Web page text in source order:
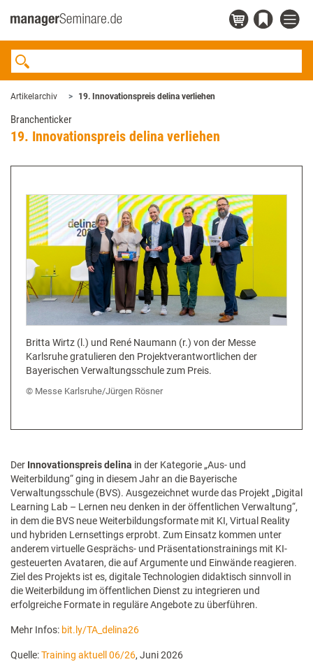
Artikelarchiv 19. Innovationspreis delina verliehen
Branchenticker
19. Innovationspreis delina verliehen
Britta Wirtz (l.) und René Naumann (r.) von der Messe
Karlsruhe gratulieren den Projektverantwortlichen der
Bayerischen Verwaltungsschule zum Preis.
Messe Karlsruhe/Jürgen Rösner
Der Innovationspreis delina in der Kategorie „Aus- und
Weiterbildung“ ging in diesem Jahr an die Bayerische
Verwaltungsschule (BVS). Ausgezeichnet wurde das Projekt „Digital
Learning Lab – Lernen neu denken in der öffentlichen Verwaltung“,
in dem die BVS neue Weiterbildungsformate mit KI, Virtual Reality
und hybriden Lernsettings erprobt. Zum Einsatz kommen unter
anderem virtuelle Gesprächs- und Präsentationstrainings mit KI-
gesteuerten Avataren, die auf Argumente und Einwände reagieren.
Ziel des Projekts ist es, digitale Technologien didaktisch sinnvoll in
die Weiterbildung im öffentlichen Dienst zu integrieren und
erfolgreiche Formate in reguläre Angebote zu überführen.
Mehr Infos: bit.ly/TA_delina26
Quelle:Training aktuell 06/26, Juni 2026